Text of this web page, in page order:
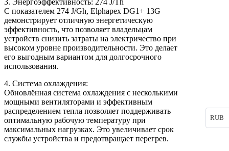
3. Энергоэффективность: 274 J/Th
С показателем 274 J/Gh, Elphapex DG1+ 13G
демонстрирует отличную энергетическую
эффективность, что позволяет владельцам
устройств снизить затраты на электричество при
высоком уровне производительности. Это делает
его выгодным вариантом для долгосрочного
использования.
4. Система охлаждения:
Обновлённая система охлаждения с несколькими
мощными вентиляторами и эффективным
распределением тепла позволяет поддерживать
оптимальную рабочую температуру при
максимальных нагрузках. Это увеличивает срок
службы устройства и предотвращает перегрев.
RUB